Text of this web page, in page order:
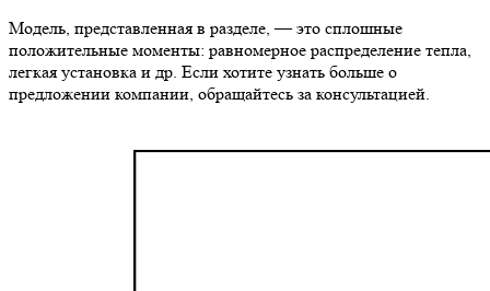
Модель, представленная в разделе, — это сплошные
положительные моменты: равномерное распределение тепла,
легкая установка и др. Если хотите узнать больше о
предложении компании, обращайтесь за консультацией.